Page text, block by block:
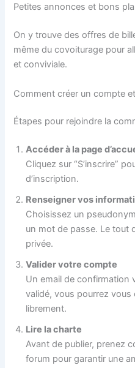
Petites annonces et bons
On y trouve des offres de
même du covoiturage pour
et conviviale.
Comment créer un compte
Étapes pour rejoindre la
Accéder à la page
Cliquez sur “S’inscrire”
d’inscription.
Renseigner vos
Choisissez un
un mot de passe. Le tout
privée.
Valider votre compte
Un email de confirmation
validé, vous pourrez
librement.
Lire la charte
Avant de publier, prenez
forum pour garantir une